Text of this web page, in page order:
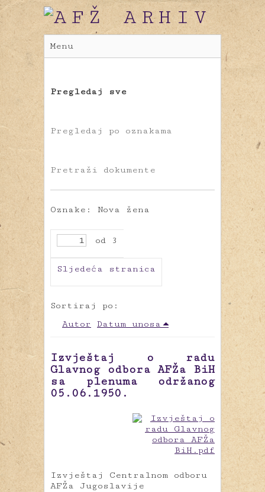
Menu
Pregledaj sve
Pregledaj po oznakama
Pretraži dokumente
Oznake: Nova žena
od 3
Sljedeća stranica
Sortiraj po:
Autor
Datum unosa
Izvještaj o radu
Glavnog odbora AFŽa BiH
sa plenuma održanog
05.06.1950.
Izvještaj Centralnom odboru
AFŽa Jugoslavije